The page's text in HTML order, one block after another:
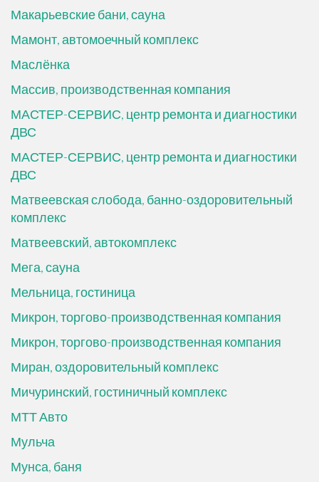
Макарьевские бани, сауна
Мамонт, автомоечный комплекс
Маслёнка
Массив, производственная компания
МАСТЕР-СЕРВИС, центр ремонта и диагностики
ДВС
МАСТЕР-СЕРВИС, центр ремонта и диагностики
ДВС
Матвеевская слобода, банно-оздоровительный
комплекс
Матвеевский, автокомплекс
Мега, сауна
Мельница, гостиница
Микрон, торгово-производственная компания
Микрон, торгово-производственная компания
Миран, оздоровительный комплекс
Мичуринский, гостиничный комплекс
МТТ Авто
Мульча
Мунса, баня